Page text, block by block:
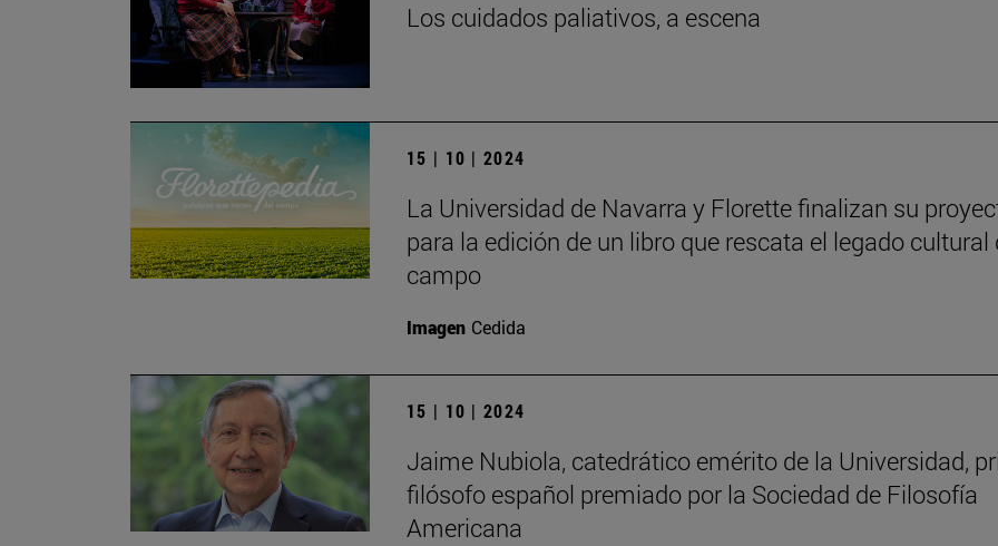
Los cuidados paliativos, a escena
15 | 10 | 2024
La Universidad de Navarra y Florette finalizan su
para la edición de un libro que rescata el legado cultural
campo
Imagen Cedida
15 | 10 | 2024
Jaime Nubiola, catedrático emérito de la Universidad,
filósofo español premiado por la Sociedad de Filosofía
Americana